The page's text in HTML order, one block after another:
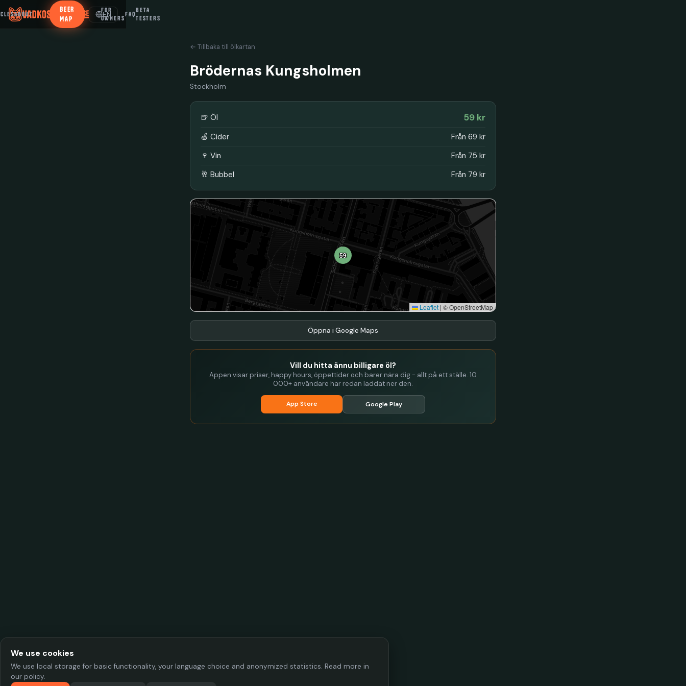
ABOUT
BEER
MAP
FOR
OWNERS
FAQ
BETA
TESTERS
EN
← Tillbaka till ölkartan
Brödernas Kungsholmen
Stockholm
🍺 Öl 59 kr
🍏 Cider
Från 69 kr
🍷 Vin
Från 75 kr
🥂 Bubbel
Från 79 kr
59
Leaflet | © OpenStreetMap
Öppna i Google Maps
Vill du hitta ännu billigare öl?
Appen visar priser, happy hours, öppettider och barer nära dig - allt på ett ställe. 10
000+ användare har redan laddat ner den.
App Store Google Play
We use cookies
We use local storage for basic functionality, your language choice and anonymized statistics. Read more in
our policy.